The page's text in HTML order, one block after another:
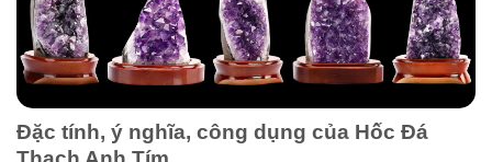
Đặc tính, ý nghĩa, công dụng của Hốc Đá